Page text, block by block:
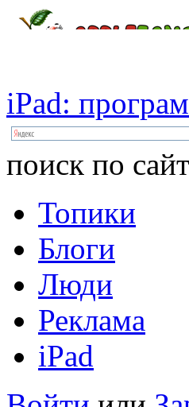
iPad:
поиск по
Топики
Блоги
Люди
Реклама
iPad